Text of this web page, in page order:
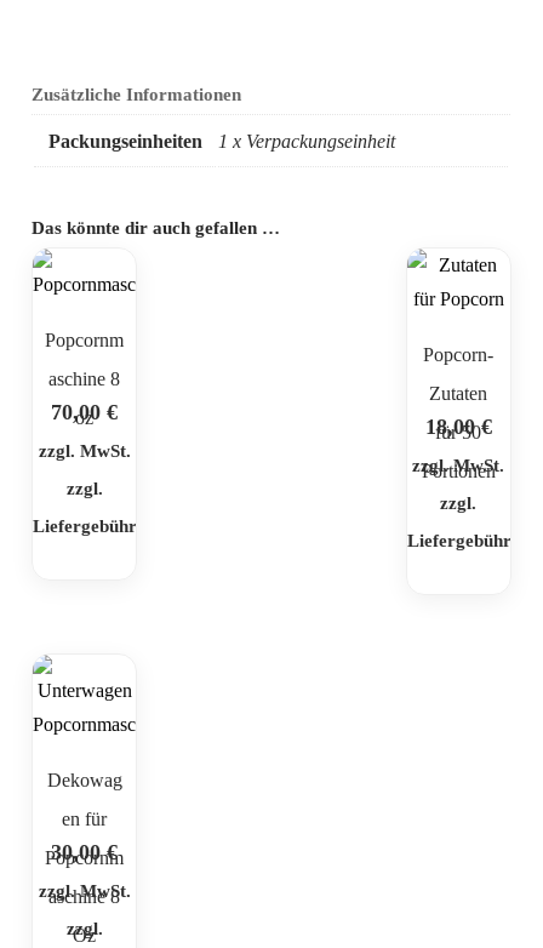
Zusätzliche Informationen
Packungseinheiten 1 x Verpackungseinheit
Das könnte dir auch gefallen …
Popcornm
aschine 8
oz
70,00€
zzgl. MwSt.
zzgl.
Liefergebühr
Popcorn-
Zutaten
für 50
Portionen
18,00€
zzgl. MwSt.
zzgl.
Liefergebühr
Dekowag
en für
Popcornm
aschine 8
Oz
30,00€
zzgl. MwSt.
zzgl.